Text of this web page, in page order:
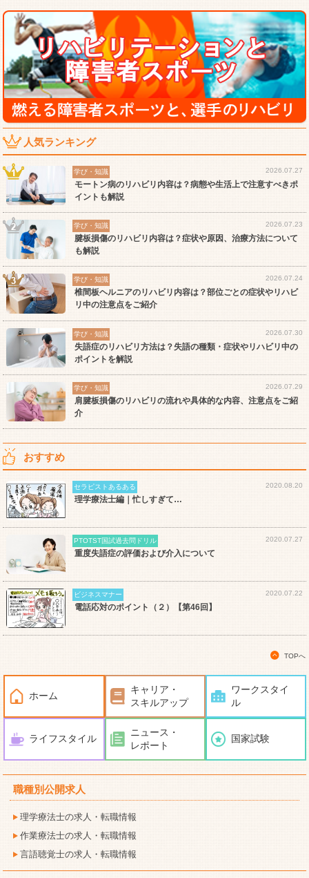
人気ランキング
学び・知識 2026.07.27
モートン病のリハビリ内容は？病態や生活上で注意すべきポ
イントも解説
学び・知識 2026.07.23
腱板損傷のリハビリ内容は？症状や原因、治療方法について
も解説
学び・知識 2026.07.24
椎間板ヘルニアのリハビリ内容は？部位ごとの症状やリハビ
リ中の注意点をご紹介
学び・知識 2026.07.30
失語症のリハビリ方法は？失語の種類・症状やリハビリ中の
ポイントを解説
学び・知識 2026.07.29
肩腱板損傷のリハビリの流れや具体的な内容、注意点をご紹
介
おすすめ
セラピストあるある 2020.08.20
理学療法士編｜忙しすぎて…
PTOTST国試過去問ドリル 2020.07.27
重度失語症の評価および介入について
ビジネスマナー 2020.07.22
電話応対のポイント（２）【第46回】
TOPへ
ホーム
キャリア・
スキルアップ
ワークスタイ
ル
ライフスタイル
ニュース・
レポート
国家試験
職種別公開求人
理学療法士の求人・転職情報
作業療法士の求人・転職情報
言語聴覚士の求人・転職情報